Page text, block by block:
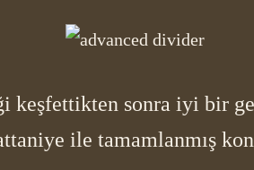
sonra iyi bir
ile tamamlanmış